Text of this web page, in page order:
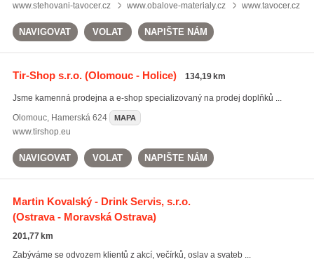
www.stehovani-tavocer.cz www.obalove-materialy.cz www.tavocer.cz
NAVIGOVAT VOLAT NAPIŠTE NÁM
Tir-Shop s.r.o.(Olomouc - Holice) 134,19 km
Jsme kamenná prodejna a e-shop specializovaný na prodej doplňků ...
Olomouc, Hamerská 624 MAPA
www.tirshop.eu
NAVIGOVAT VOLAT NAPIŠTE NÁM
Martin Kovalský - Drink Servis, s.r.o.
(Ostrava - Moravská Ostrava)
201,77 km
Zabýváme se odvozem klientů z akcí, večírků, oslav a svateb ...